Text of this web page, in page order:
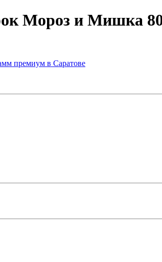
Мороз и Мишка